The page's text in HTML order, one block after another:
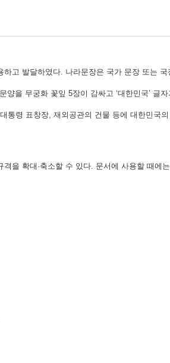
고 발달하였다. 나라문장은 국가 문장 또는 국
을 무궁화 꽃잎 5장이 감싸고 ‘대한민국’ 글자
통령 표창장, 재외공관의 건물 등에 대한민국
을 확대·축소할 수 있다. 문서에 사용할 때에